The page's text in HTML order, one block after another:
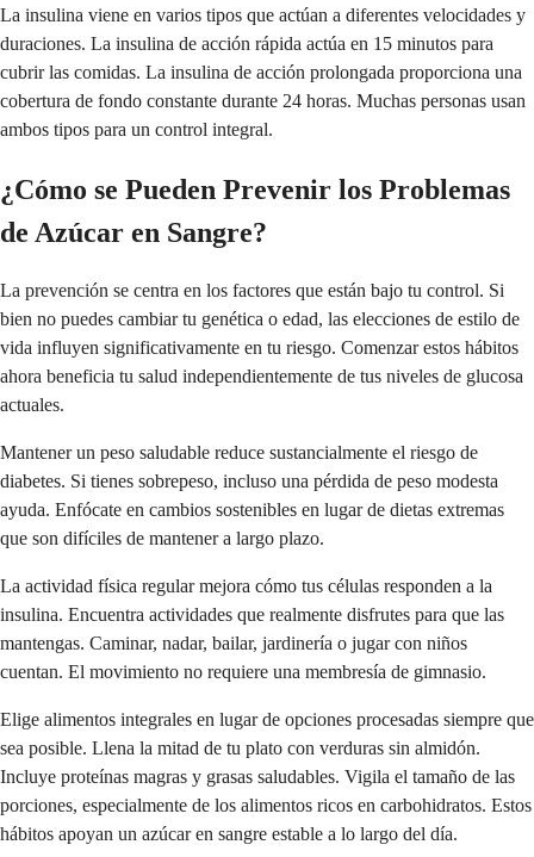
La insulina viene en varios tipos que actúan a diferentes velocidades y
duraciones. La insulina de acción rápida actúa en 15 minutos para
cubrir las comidas. La insulina de acción prolongada proporciona una
cobertura de fondo constante durante 24 horas. Muchas personas usan
ambos tipos para un control integral.
¿Cómo se Pueden Prevenir los Problemas
de Azúcar en Sangre?
La prevención se centra en los factores que están bajo tu control. Si
bien no puedes cambiar tu genética o edad, las elecciones de estilo de
vida influyen significativamente en tu riesgo. Comenzar estos hábitos
ahora beneficia tu salud independientemente de tus niveles de glucosa
actuales.
Mantener un peso saludable reduce sustancialmente el riesgo de
diabetes. Si tienes sobrepeso, incluso una pérdida de peso modesta
ayuda. Enfócate en cambios sostenibles en lugar de dietas extremas
que son difíciles de mantener a largo plazo.
La actividad física regular mejora cómo tus células responden a la
insulina. Encuentra actividades que realmente disfrutes para que las
mantengas. Caminar, nadar, bailar, jardinería o jugar con niños
cuentan. El movimiento no requiere una membresía de gimnasio.
Elige alimentos integrales en lugar de opciones procesadas siempre que
sea posible. Llena la mitad de tu plato con verduras sin almidón.
Incluye proteínas magras y grasas saludables. Vigila el tamaño de las
porciones, especialmente de los alimentos ricos en carbohidratos. Estos
hábitos apoyan un azúcar en sangre estable a lo largo del día.